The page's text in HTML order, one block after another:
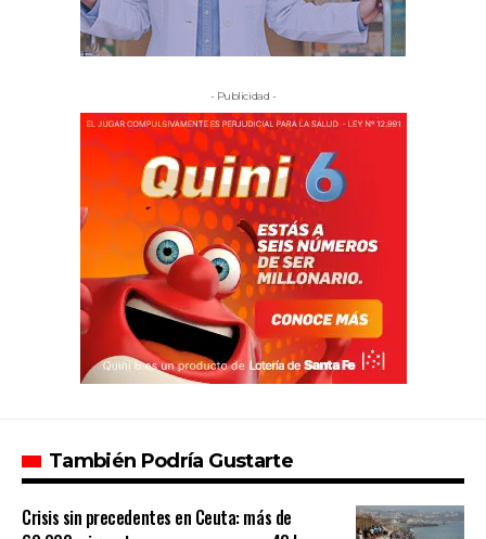
- Publicidad -
También Podría Gustarte
Crisis sin precedentes en Ceuta: más de